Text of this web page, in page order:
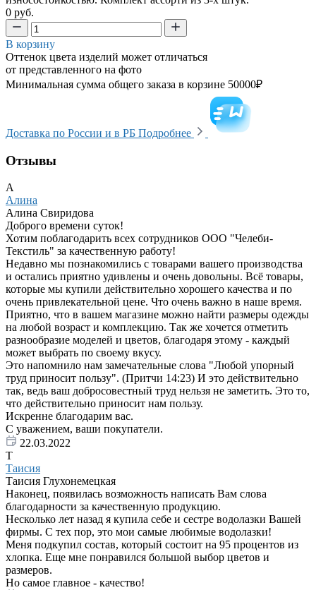
0 руб.
В корзину
Оттенок цвета изделий может отличаться
от представленного на фото
Минимальная сумма общего заказа в корзине 50000₽
Доставка по России и в РБ Подробнее
Отзывы
А
Алина
Алина Свиридова
Доброго времени суток!
Хотим поблагодарить всех сотрудников ООО "Челеби-
Текстиль" за качественную работу!
Недавно мы познакомились с товарами вашего производства
и остались приятно удивлены и очень довольны. Всё товары,
которые мы купили действительно хорошего качества и по
очень привлекательной цене. Что очень важно в наше время.
Приятно, что в вашем магазине можно найти размеры одежды
на любой возраст и комплекцию. Так же хочется отметить
разнообразие моделей и цветов, благодаря этому - каждый
может выбрать по своему вкусу.
Это напомнило нам замечательные слова "Любой упорный
труд приносит пользу". (Притчи 14:23) И это действительно
так, ведь ваш добросовестный труд нельзя не заметить. Это то,
что действительно приносит нам пользу.
Искренне благодарим вас.
С уважением, ваши покупатели.
22.03.2022
Т
Таисия
Таисия Глухонемецкая
Наконец, появилась возможность написать Вам слова
благодарности за качественную продукцию.
Несколько лет назад я купила себе и сестре водолазки Вашей
фирмы. С тех пор, это мои самые любимые водолазки!
Меня подкупил состав, который состоит на 95 процентов из
хлопка. Еще мне понравился большой выбор цветов и
размеров.
Но самое главное - качество!